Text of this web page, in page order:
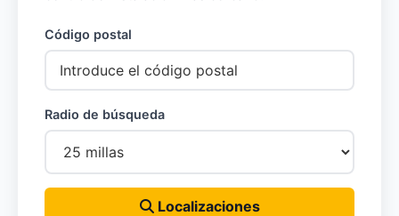
Código postal
Radio de búsqueda
Localizaciones